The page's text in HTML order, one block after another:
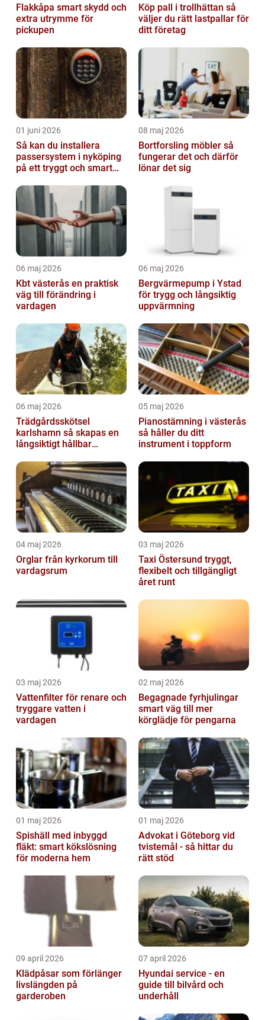
Flakkåpa smart skydd och
extra utrymme för
pickupen
Köp pall i trollhättan så
väljer du rätt lastpallar för
ditt företag
01 juni 2026
Så kan du installera
passersystem i nyköping
på ett tryggt och smart
08 maj 2026
Bortforsling möbler så
fungerar det och därför
lönar det sig
06 maj 2026
Kbt västerås en praktisk
väg till förändring i
vardagen
06 maj 2026
Bergvärmepump i Ystad
för trygg och långsiktig
uppvärmning
06 maj 2026
Trädgårdsskötsel
karlshamn så skapas en
långsiktigt hållbar
05 maj 2026
Pianostämning i västerås
så håller du ditt
instrument i toppform
04 maj 2026
Orglar från kyrkorum till
vardagsrum
03 maj 2026
Taxi Östersund tryggt,
flexibelt och tillgängligt
året runt
03 maj 2026
Vattenfilter för renare och
tryggare vatten i
vardagen
02 maj 2026
Begagnade fyrhjulingar
smart väg till mer
körglädje för pengarna
01 maj 2026
Spishäll med inbyggd
fläkt: smart kökslösning
för moderna hem
01 maj 2026
Advokat i Göteborg vid
tvistemål - så hittar du
rätt stöd
09 april 2026
Klädpåsar som förlänger
livslängden på
garderoben
07 april 2026
Hyundai service - en
guide till bilvård och
underhåll